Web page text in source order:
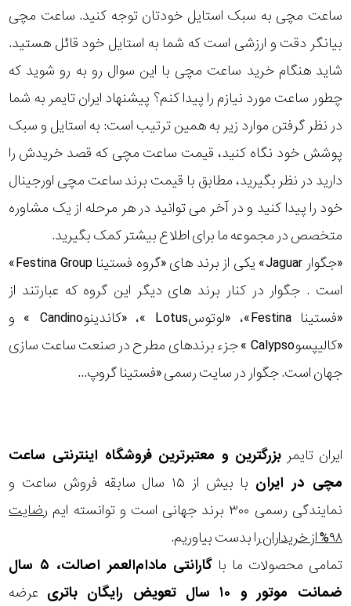
ساعت مچی به سبک استایل خودتان توجه کنید. ساعت مچی
بیانگر دقت و ارزشی است که شما به استایل خود قائل هستید.
شاید هنگام خرید ساعت مچی با این سوال رو به رو شوید که
چطور ساعت مورد نیازم را پیدا کنم؟ پیشنهاد ایران تایمر به شما
در نظر گرفتن موارد زیر به همین ترتیب است: به استایل و سبک
پوشش خود نگاه کنید، قیمت ساعت مچی که قصد خریدش را
دارید در نظر بگیرید، مطابق با قیمت برند ساعت مچی اورجینال
خود را پیدا کنید و در آخر می توانید در هر مرحله از یک مشاوره
متخصص در مجموعه ما برای اطلاع بیشتر کمک بگیرید.
«جگوار Jaguar» یکی از برند های «گروه فستینا Festina Group»
است . جگوار در کنار برند های دیگر این گروه که عبارتند از
«فستینا Festina»، «لوتوسLotus »، «کاندینوCandino » و
«کالیپسوCalypso » جزء برندهای مطرح در صنعت ساعت سازی
جهان است. جگوار در سایت رسمی «فستینا گروپ...
ایران تایمر بزرگترین و معتبرترین فروشگاه اینترنتی ساعت
مچی در ایران
با بیش از ۱۵ سال سابقه فروش ساعت و
نمایندگی رسمی ۳۰۰ برند جهانی است و توانسته ایم
رضایت
۹۸% از خریداران
را بدست بیاوریم.
تمامی محصولات ما با
گارانتی مادام‌العمر اصالت، ۵ سال
ضمانت موتور و ۱۰ سال تعویض رایگان باتری
عرضه